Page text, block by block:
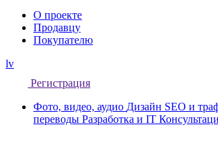
О проекте
Продавцу
Покупателю
lv
Регистрация
Фото, видео, аудио Дизайн SEO и
переводы Разработка и IT